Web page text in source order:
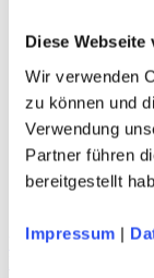
Diese Webseite
Wir verwenden
zu können und
Verwendung
Partner führen
bereitgestellt
Impressum |
VERTICS.Calfs